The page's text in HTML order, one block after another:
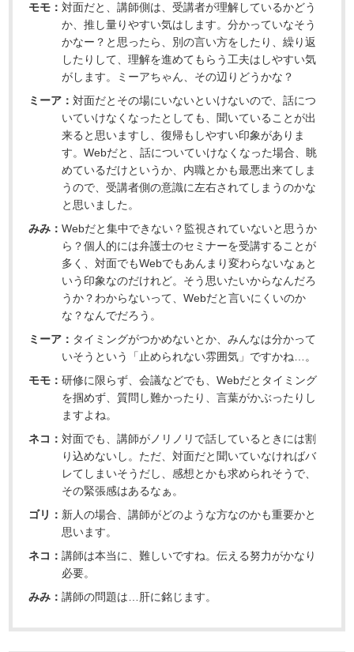
モモ：対面だと、講師側は、受講者が理解しているかどう
か、推し量りやすい気はします。分かっていなそう
かなー？と思ったら、別の言い方をしたり、繰り返
したりして、理解を進めてもらう工夫はしやすい気
がします。ミーアちゃん、その辺りどうかな？
ミーア：対面だとその場にいないといけないので、話につ
いていけなくなったとしても、聞いていることが出
来ると思いますし、復帰もしやすい印象がありま
す。Webだと、話についていけなくなった場合、眺
めているだけというか、内職とかも最悪出来てしま
うので、受講者側の意識に左右されてしまうのかな
と思いました。
みみ：Webだと集中できない？監視されていないと思うか
ら？個人的には弁護士のセミナーを受講することが
多く、対面でもWebでもあんまり変わらないなぁと
いう印象なのだけれど。そう思いたいからなんだろ
うか？わからないって、Webだと言いにくいのか
な？なんでだろう。
ミーア： タイミングがつかめないとか、みんなは分かって
いそうという「止められない雰囲気」ですかね…。
モモ：研修に限らず、会議などでも、Webだとタイミング
を掴めず、質問し難かったり、言葉がかぶったりし
ますよね。
ネコ：対面でも、講師がノリノリで話しているときには割
り込めないし。ただ、対面だと聞いていなければバ
レてしまいそうだし、感想とかも求められそうで、
その緊張感はあるなぁ。
ゴリ： 新人の場合、講師がどのような方なのかも重要かと
思います。
ネコ：講師は本当に、難しいですね。伝える努力がかなり
必要。
みみ：講師の問題は…肝に銘じます。